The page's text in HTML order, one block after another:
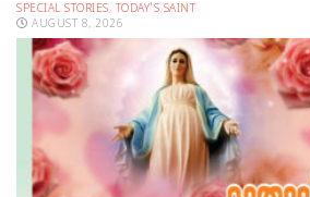
SPECIAL STORIES, TODAY'S SAINT
AUGUST 8, 2026